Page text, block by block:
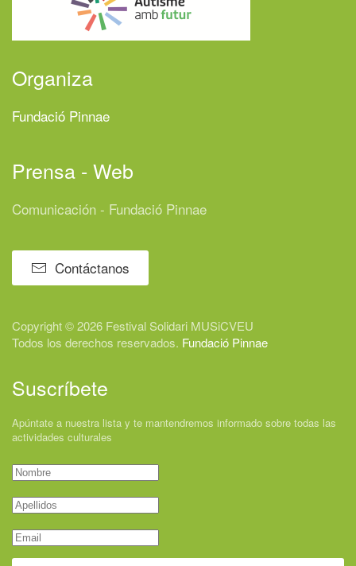
Organiza
Fundació Pinnae
Prensa - Web
Comunicación - Fundació Pinnae
Contáctanos
Copyright © 2026 Festival Solidari MUSiCVEU
Todos los derechos reservados. Fundació Pinnae
Suscríbete
Apúntate a nuestra lista y te mantendremos informado sobre todas las
actividades culturales